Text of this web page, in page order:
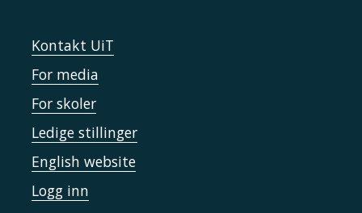
Kontakt UiT
For media
For skoler
Ledige stillinger
English website
Logg inn